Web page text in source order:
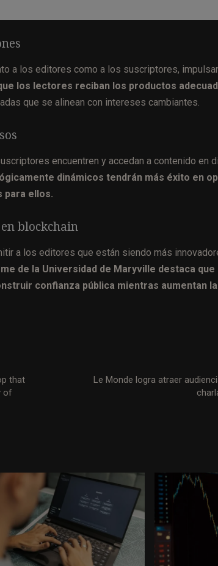
a los editores como a los suscriptores,
los lectores reciban los productos
que se alinean con intereses cambiantes.
encuentren y accedan a contenido en
dinámicos tendrán más éxito en
para ellos.
blockchain
a los editores que están siendo más
de la Universidad de Maryville destaca
confianza pública mientras aumentan
that
of
Le Monde logra atraer